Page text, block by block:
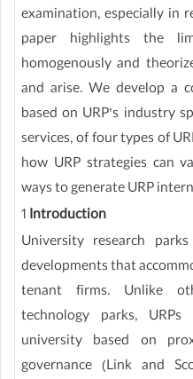
examination, especially in
paper highlights the
homogenously and
and arise. We develop a
based on URP’s industry
services, of four types of
how URP strategies can
ways to generate URP
1 Introduction
University research
developments that
tenant firms. Unlike
technology parks,
university based on
governance (Link and